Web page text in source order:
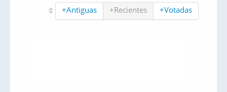
+Antiguas +Recientes +Votadas